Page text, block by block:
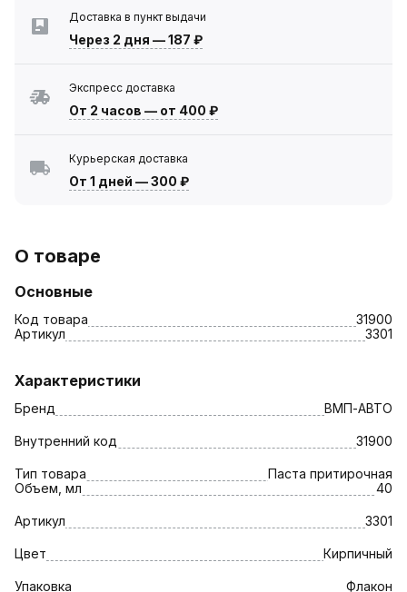
Доставка в пункт выдачи
Через 2 дня —187 ₽
Экспресс доставка
От 2 часов — от 400 ₽
Курьерская доставка
От 1 дней —300 ₽
О товаре
Основные
Код товара
31900
Артикул
3301
Характеристики
Бренд ВМП-АВТО
Внутренний код 31900
Тип товара
Паста притирочная
Объем, мл
40
Артикул 3301
Цвет Кирпичный
Упаковка Флакон